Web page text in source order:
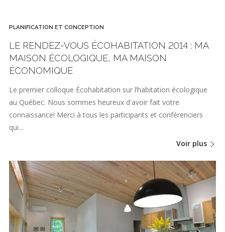
PLANIFICATION ET CONCEPTION
LE RENDEZ-VOUS ÉCOHABITATION 2014 : MA
MAISON ÉCOLOGIQUE, MA MAISON
ÉCONOMIQUE
Le premier colloque Écohabitation sur l’habitation écologique
au Québec. Nous sommes heureux d'avoir fait votre
connaissance! Merci à tous les participants et conférenciers
qui…
Voir plus